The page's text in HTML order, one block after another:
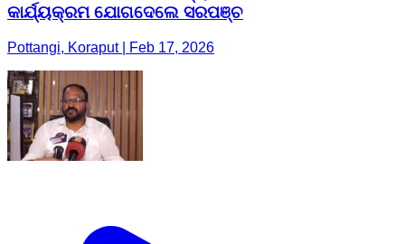
କାର୍ଯ୍ୟକ୍ରମ ଯୋଗଦେଲେ ସରପଞ୍ଚ
Pottangi, Koraput | Feb 17, 2026